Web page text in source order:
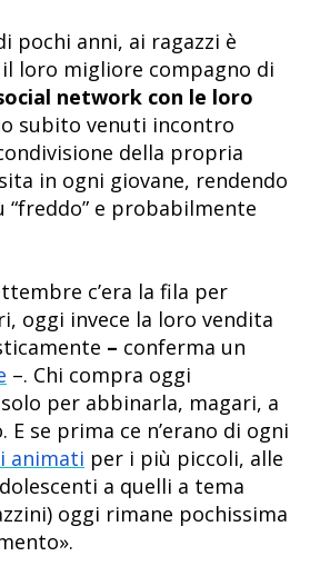
pochi anni, ai ragazzi è
loro migliore compagno di
network con le loro
subito venuti incontro
della propria
in ogni giovane, rendendo
e probabilmente
c’era la fila per
oggi invece la loro vendita
– conferma un
–. Chi compra oggi
solo per abbinarla, magari, a
E se prima ce n’erano di ogni
animati per i più piccoli, alle
a quelli a tema
oggi rimane pochissima